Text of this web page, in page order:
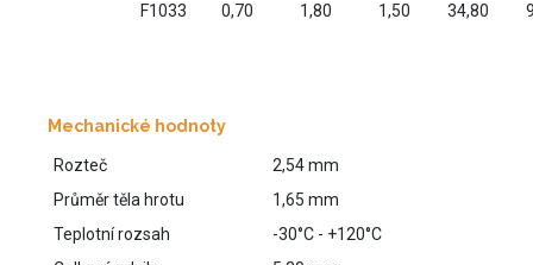
F1033 0,70 1,80 1,50 34,80
Mechanické hodnoty
Rozteč
2,54 mm
Průměr těla hrotu
1,65 mm
Teplotní rozsah
-30°C - +120°C